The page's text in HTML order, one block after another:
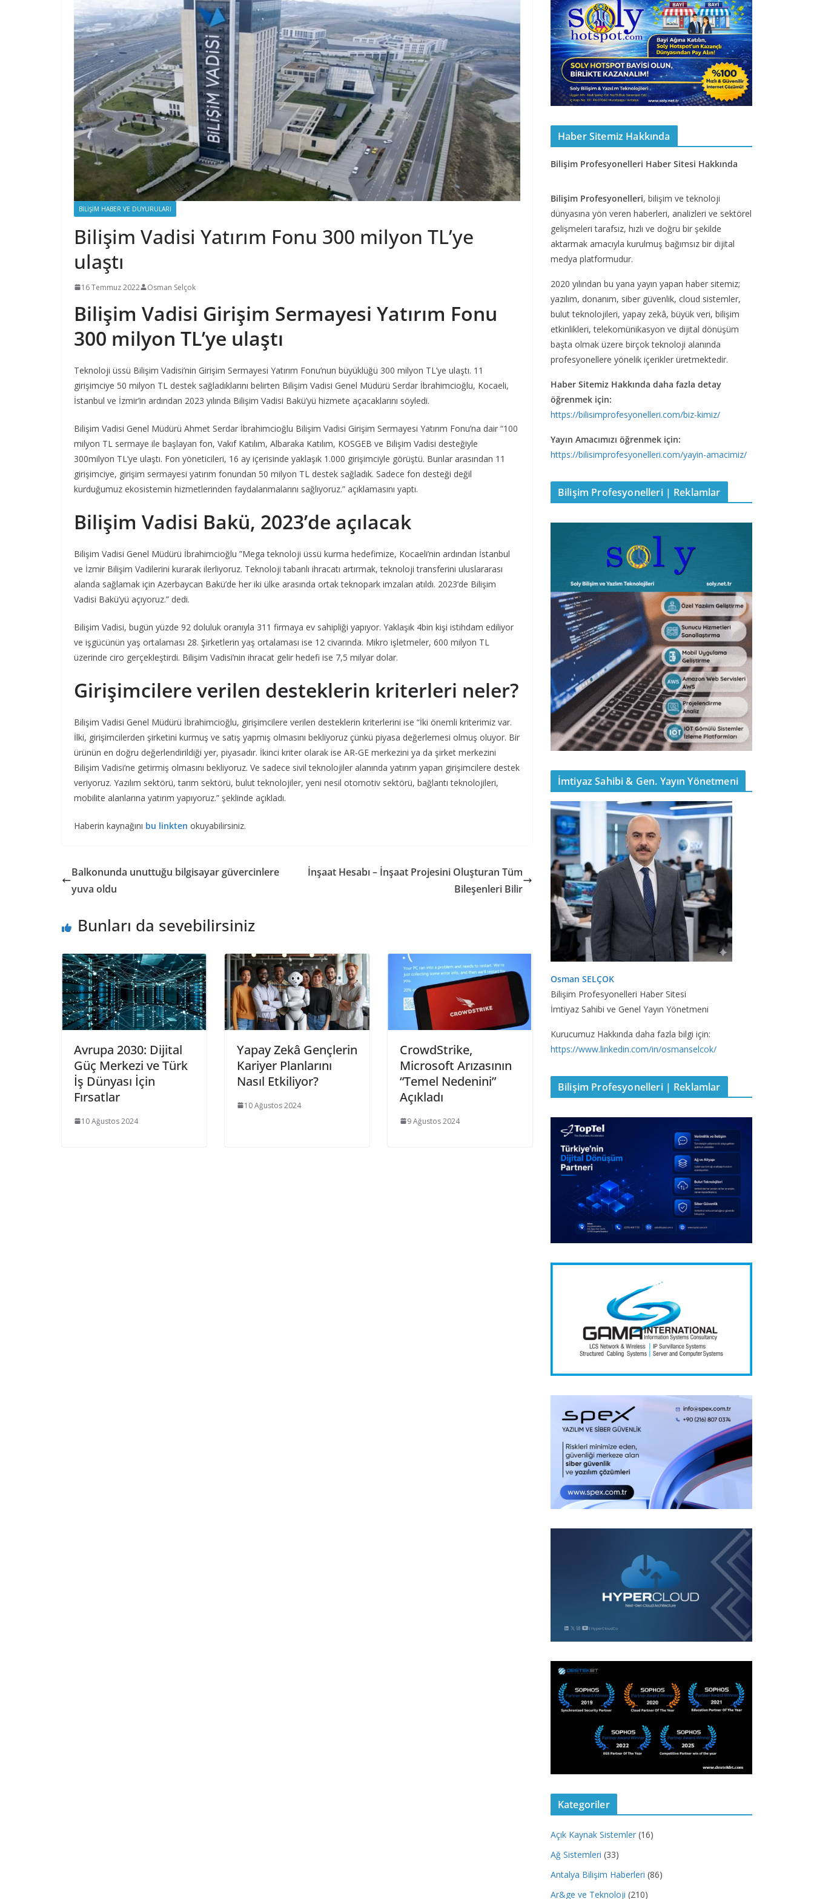
BILIŞIM HABER VE DUYURULARI
Bilişim Vadisi Yatırım Fonu 300 milyon TL’ye
ulaştı
16 Temmuz 2022 Osman Selçok
Bilişim Vadisi Girişim Sermayesi Yatırım Fonu
300 milyon TL’ye ulaştı
Teknoloji üssü Bilişim Vadisi’nin Girişim Sermayesi Yatırım Fonu’nun büyüklüğü 300 milyon TL’ye ulaştı. 11
girişimciye 50 milyon TL destek sağladıklarını belirten Bilişim Vadisi Genel Müdürü Serdar İbrahimcioğlu, Kocaeli,
İstanbul ve İzmir’in ardından 2023 yılında Bilişim Vadisi Bakü’yü hizmete açacaklarını söyledi.
Bilişim Vadisi Genel Müdürü Ahmet Serdar İbrahimcioğlu Bilişim Vadisi Girişim Sermayesi Yatırım Fonu’na dair “100
milyon TL sermaye ile başlayan fon, Vakıf Katılım, Albaraka Katılım, KOSGEB ve Bilişim Vadisi desteğiyle
300milyon TL’ye ulaştı. Fon yöneticileri, 16 ay içerisinde yaklaşık 1.000 girişimciyle görüştü. Bunlar arasından 11
girişimciye, girişim sermayesi yatırım fonundan 50 milyon TL destek sağladık. Sadece fon desteği değil
kurduğumuz ekosistemin hizmetlerinden faydalanmalarını sağlıyoruz.” açıklamasını yaptı.
Bilişim Vadisi Bakü, 2023’de açılacak
Bilişim Vadisi Genel Müdürü İbrahimcioğlu ”Mega teknoloji üssü kurma hedefimize, Kocaeli’nin ardından İstanbul
ve İzmir Bilişim Vadilerini kurarak ilerliyoruz. Teknoloji tabanlı ihracatı artırmak, teknoloji transferini uluslararası
alanda sağlamak için Azerbaycan Bakü’de her iki ülke arasında ortak teknopark imzaları atıldı. 2023’de Bilişim
Vadisi Bakü’yü açıyoruz.” dedi.
Bilişim Vadisi, bugün yüzde 92 doluluk oranıyla 311 firmaya ev sahipliği yapıyor. Yaklaşık 4bin kişi istihdam ediliyor
ve işgücünün yaş ortalaması 28. Şirketlerin yaş ortalaması ise 12 civarında. Mikro işletmeler, 600 milyon TL
üzerinde ciro gerçekleştirdi. Bilişim Vadisi’nin ihracat gelir hedefi ise 7,5 milyar dolar.
Girişimcilere verilen desteklerin kriterleri neler?
Bilişim Vadisi Genel Müdürü İbrahimcioğlu, girişimcilere verilen desteklerin kriterlerini ise “İki önemli kriterimiz var.
İlki, girişimcilerden şirketini kurmuş ve satış yapmış olmasını bekliyoruz çünkü piyasa değerlemesi olmuş oluyor. Bir
ürünün en doğru değerlendirildiği yer, piyasadır. İkinci kriter olarak ise AR-GE merkezini ya da şirket merkezini
Bilişim Vadisi’ne getirmiş olmasını bekliyoruz. Ve sadece sivil teknolojiler alanında yatırım yapan girişimcilere destek
veriyoruz. Yazılım sektörü, tarım sektörü, bulut teknolojiler, yeni nesil otomotiv sektörü, bağlantı teknolojileri,
mobilite alanlarına yatırım yapıyoruz.” şeklinde açıkladı.
Haberin kaynağını bu linkten okuyabilirsiniz.
Balkonunda unuttuğu bilgisayar güvercinlere
yuva oldu
İnşaat Hesabı – İnşaat Projesini Oluşturan Tüm
Bileşenleri Bilir
Bunları da sevebilirsiniz
Avrupa 2030: Dijital
Güç Merkezi ve Türk
İş Dünyası İçin
Fırsatlar
10 Ağustos 2024
Yapay Zekâ Gençlerin
Kariyer Planlarını
Nasıl Etkiliyor?
10 Ağustos 2024
CrowdStrike,
Microsoft Arızasının
“Temel Nedenini”
Açıkladı
9 Ağustos 2024
Haber Sitemiz Hakkında
Bilişim Profesyonelleri Haber Sitesi Hakkında
Bilişim Profesyonelleri, bilişim ve teknoloji
dünyasına yön veren haberleri, analizleri ve sektörel
gelişmeleri tarafsız, hızlı ve doğru bir şekilde
aktarmak amacıyla kurulmuş bağımsız bir dijital
medya platformudur.
2020 yılından bu yana yayın yapan haber sitemiz;
yazılım, donanım, siber güvenlik, cloud sistemler,
bulut teknolojileri, yapay zekâ, büyük veri, bilişim
etkinlikleri, telekomünikasyon ve dijital dönüşüm
başta olmak üzere birçok teknoloji alanında
profesyonellere yönelik içerikler üretmektedir.
Haber Sitemiz Hakkında daha fazla detay
öğrenmek için:
https://bilisimprofesyonelleri.com/biz-kimiz/
Yayın Amacımızı öğrenmek için:
https://bilisimprofesyonelleri.com/yayin-amacimiz/
Bilişim Profesyonelleri | Reklamlar
İmtiyaz Sahibi & Gen. Yayın Yönetmeni
Osman SELÇOK
Bilişim Profesyonelleri Haber Sitesi
İmtiyaz Sahibi ve Genel Yayın Yönetmeni
Kurucumuz Hakkında daha fazla bilgi için:
https://www.linkedin.com/in/osmanselcok/
Bilişim Profesyonelleri | Reklamlar
Kategoriler
Açık Kaynak Sistemler (16)
Ağ Sistemleri (33)
Antalya Bilişim Haberleri (86)
Ar&ge ve Teknoloji (210)